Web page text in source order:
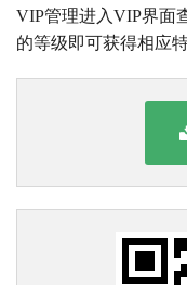
VIP管理进入VIP界面
的等级即可获得相应